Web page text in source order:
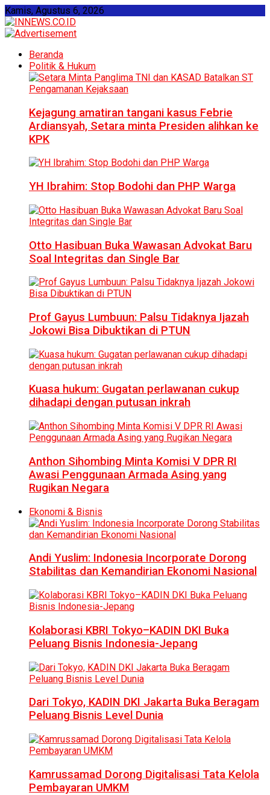
Kamis, Agustus 6, 2026
Beranda
Politik & Hukum
Kejagung amatiran tangani kasus Febrie
Ardiansyah, Setara minta Presiden alihkan ke
KPK
YH Ibrahim: Stop Bodohi dan PHP Warga
Otto Hasibuan Buka Wawasan Advokat Baru
Soal Integritas dan Single Bar
Prof Gayus Lumbuun: Palsu Tidaknya Ijazah
Jokowi Bisa Dibuktikan di PTUN
Kuasa hukum: Gugatan perlawanan cukup
dihadapi dengan putusan inkrah
Anthon Sihombing Minta Komisi V DPR RI
Awasi Penggunaan Armada Asing yang
Rugikan Negara
Ekonomi & Bisnis
Andi Yuslim: Indonesia Incorporate Dorong
Stabilitas dan Kemandirian Ekonomi Nasional
Kolaborasi KBRI Tokyo–KADIN DKI Buka
Peluang Bisnis Indonesia-Jepang
Dari Tokyo, KADIN DKI Jakarta Buka Beragam
Peluang Bisnis Level Dunia
Kamrussamad Dorong Digitalisasi Tata Kelola
Pembayaran UMKM